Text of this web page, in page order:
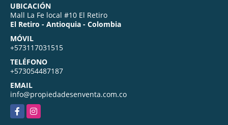
UBICACIÓN
Mall La Fe local #10 El Retiro
El Retiro - Antioquia - Colombia
MÓVIL
+573117031515
TELÉFONO
+573054487187
EMAIL
info@propiedadesenventa.com.co
FacebookInstagram